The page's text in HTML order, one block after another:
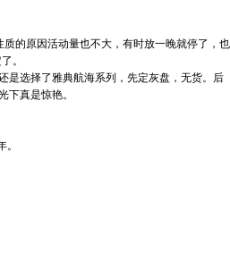
的原因活动量也不大，有时放一晚就停了，也
。
是选择了雅典航海系列，先定灰盘，无货。后
下真是惊艳。